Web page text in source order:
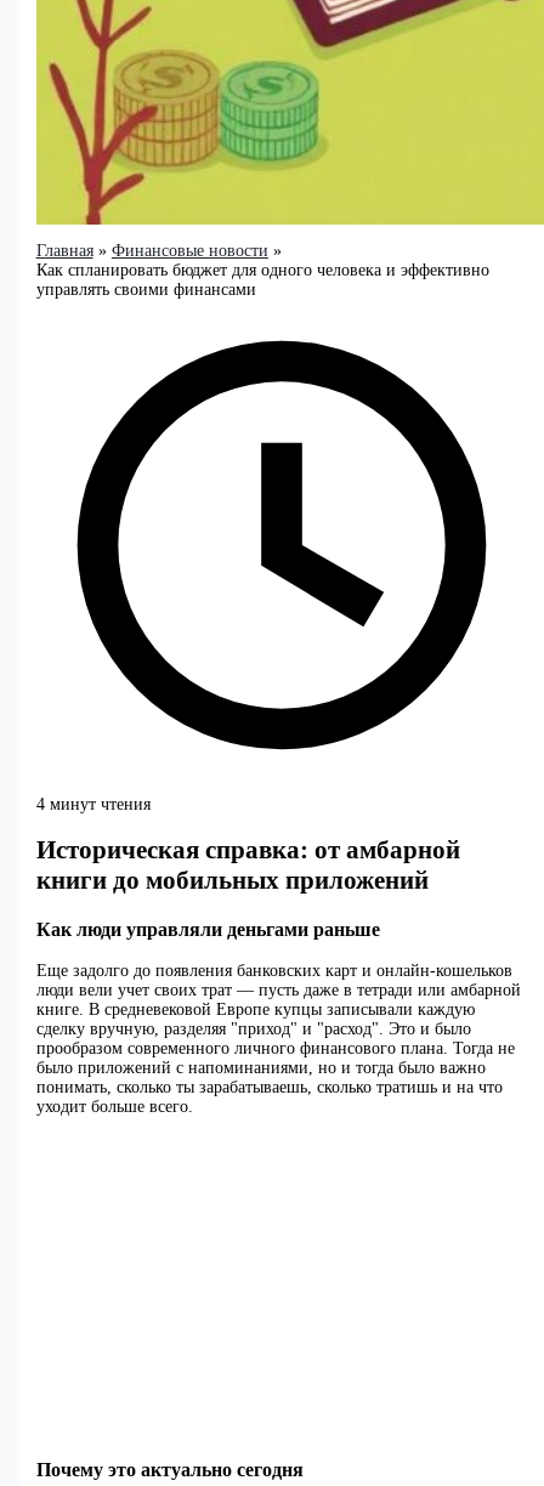
Главная
Финансовые новости
Как спланировать бюджет для одного человека и эффективно
управлять своими финансами
4 минут чтения
Историческая справка: от амбарной
книги до мобильных приложений
Как люди управляли деньгами раньше
Еще задолго до появления банковских карт и онлайн-кошельков
люди вели учет своих трат — пусть даже в тетради или амбарной
книге. В средневековой Европе купцы записывали каждую
сделку вручную, разделяя "приход" и "расход". Это и было
прообразом современного личного финансового плана. Тогда не
было приложений с напоминаниями, но и тогда было важно
понимать, сколько ты зарабатываешь, сколько тратишь и на что
уходит больше всего.
Почему это актуально сегодня